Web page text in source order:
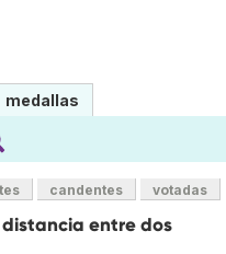
medallas
candentes votadas
entre dos